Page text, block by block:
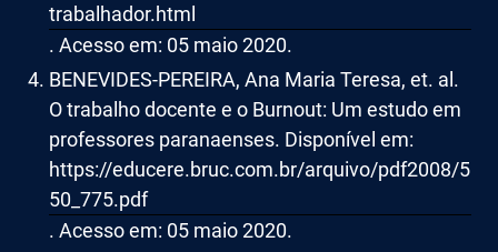
trabalhador.html
. Acesso em: 05 maio 2020.
BENEVIDES-PEREIRA, Ana Maria Teresa, et. al.
O trabalho docente e o Burnout: Um estudo em
professores paranaenses. Disponível em:
https://educere.bruc.com.br/arquivo/pdf2008/5
50_775.pdf
. Acesso em: 05 maio 2020.